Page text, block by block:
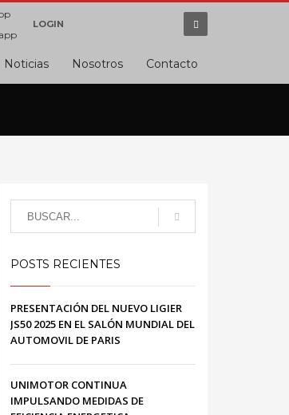
LOGIN
Noticias Nosotros Contacto
POSTS RECIENTES
PRESENTACIÓN DEL NUEVO LIGIER
JS50 2025 EN EL SALÓN MUNDIAL DEL
AUTOMOVIL DE PARIS
UNIMOTOR CONTINUA
IMPULSANDO MEDIDAS DE